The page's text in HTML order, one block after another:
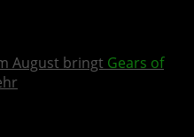
August bringt Gears of